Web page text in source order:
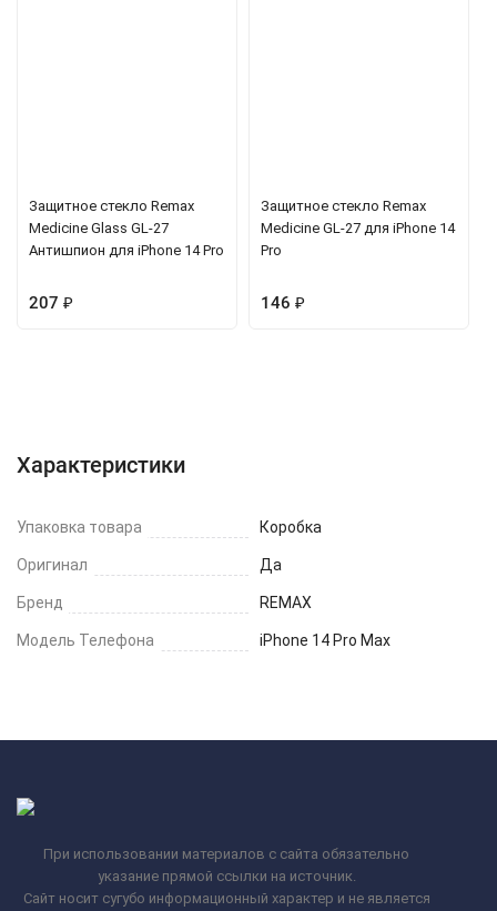
Защитное стекло Remax
Medicine Glass GL-27
Антишпион для iPhone 14 Pro
207 ₽
Защитное стекло Remax
Medicine GL-27 для iPhone 14
Pro
146 ₽
Характеристики
Упаковка товара Коробка
Оригинал Да
Бренд REMAX
Модель Телефона iPhone 14 Pro Max
При использовании материалов с сайта обязательно
указание прямой ссылки на источник.
Сайт носит сугубо информационный характер и не является